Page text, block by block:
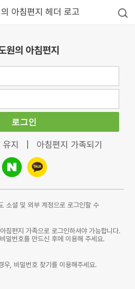
원의 아침편지
로그인
지 아침편지 가족되기
소셜 및 외부 계정으로 로그인할 수
침편지 가족으로 로그인하셔야 가능합니다.
밀번호를 만드신 후에 이용해 주세요.
우, 비밀번호 찾기를 이용해주세요.